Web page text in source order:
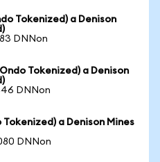
Tokenized) a Denison
DNNon
Tokenized) a Denison
DNNon
a Denison Mines
DNNon